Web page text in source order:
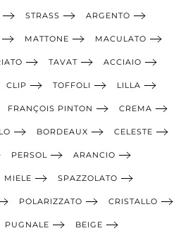
STRASS ARGENTO
MATTONE MACULATO
TAVAT ACCIAIO
CLIP TOFFOLI LILLA
FRANÇOIS PINTON CREMA
BORDEAUX CELESTE
PERSOL ARANCIO
MIELE SPAZZOLATO
POLARIZZATO CRISTALLO
PUGNALE BEIGE